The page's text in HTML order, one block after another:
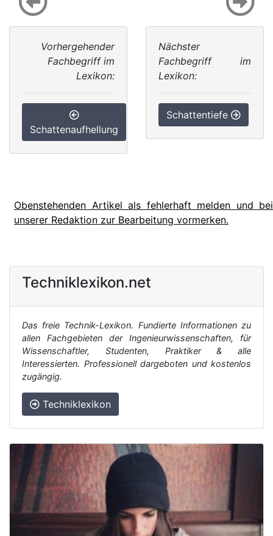
Vorhergehender
Fachbegriff im
Lexikon:
Schattenaufhellung
Nächster
Fachbegriff im
Lexikon:
Schattentiefe
Obenstehenden Artikel als fehlerhaft melden und bei
unserer Redaktion zur Bearbeitung vormerken.
Techniklexikon.net
Das freie Technik-Lexikon. Fundierte Informationen zu
allen Fachgebieten der Ingenieurwissenschaften, für
Wissenschaftler, Studenten, Praktiker & alle
Interessierten. Professionell dargeboten und kostenlos
zugängig.
Techniklexikon